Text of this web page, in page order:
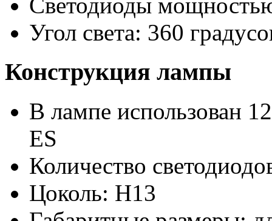
Светодиоды
Угол света: 360
Конструкция лампы
В лампе использован
ES
Количество
Цоколь: H13